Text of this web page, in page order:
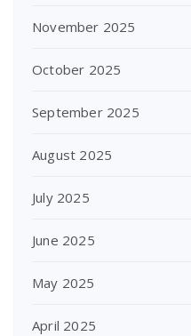
November 2025
October 2025
September 2025
August 2025
July 2025
June 2025
May 2025
April 2025